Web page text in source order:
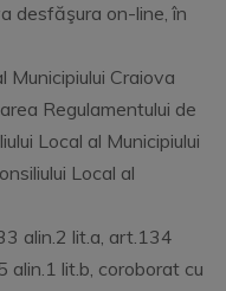
desfăşura on-line, în
Municipiului Craiova
Regulamentului de
Local al Municipiului
Local al
lit.a, art.134
lit.b, coroborat cu